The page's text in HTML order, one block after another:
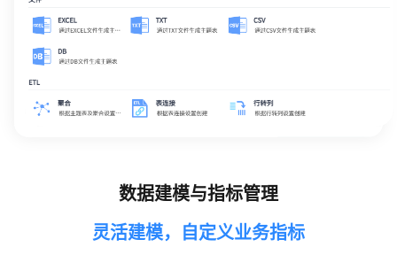
数据建模与指标管理
灵活建模，自定义业务指标